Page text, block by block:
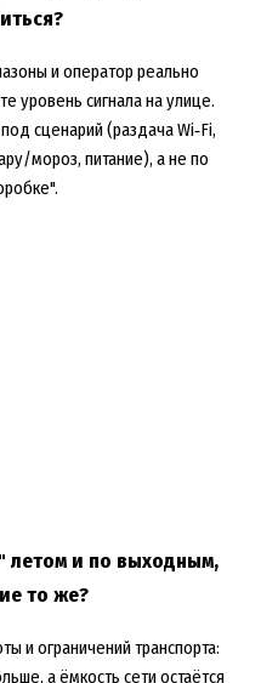
и оператор реально
уровень сигнала на улице.
сценарий (раздача Wi‑Fi,
мороз, питание), а не по
летом и по выходным,
то же?
и ограничений транспорта:
а ёмкость сети остаётся